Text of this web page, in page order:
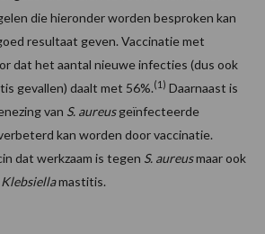
die hieronder worden besproken kan
resultaat geven. Vaccinatie met
dat het aantal nieuwe infecties (dus ook
gevallen) daalt met 56%.(1) Daarnaast is
van S. aureusgeïnfecteerde
kan worden door vaccinatie.
dat werkzaam is tegen S. aureusmaar ook
Klebsiellamastitis.